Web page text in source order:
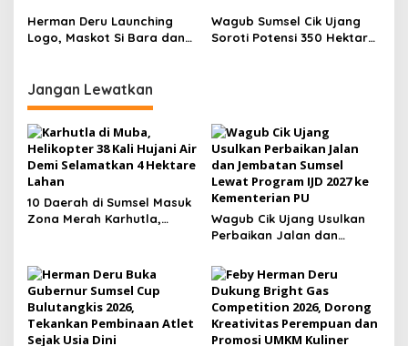
Kelola Keuangan Sumsel
14 JATMAN OKI
Herman Deru Launching
Logo, Maskot Si Bara dan
Targetkan Muara Enim Jadi
Role Model
Wagub Sumsel Cik Ujang
Soroti Potensi 350 Hektare
Jangan Lewatkan
10 Daerah di Sumsel Masuk
Zona Merah Karhutla,
Wagub Cik Ujang Usulkan
Perbaikan Jalan dan
Program IJD 2027 ke
Kementerian PU